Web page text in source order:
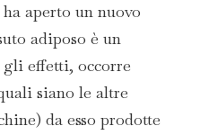
aperto un nuovo
adiposo è un
effetti, occorre
siano le altre
da esso prodotte